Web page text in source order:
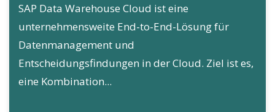
SAP Data Warehouse Cloud ist eine
unternehmensweite End-to-End-Lösung für
Datenmanagement und
Entscheidungsfindungen in der Cloud. Ziel ist es,
eine Kombination...